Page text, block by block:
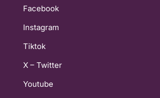
Facebook
Instagram
Tiktok
X – Twitter
Youtube